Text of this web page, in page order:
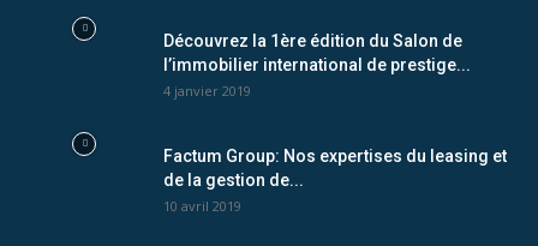
Découvrez la 1ère édition du Salon de
l’immobilier international de prestige...
4 janvier 2019
Factum Group: Nos expertises du leasing et
de la gestion de...
10 avril 2019